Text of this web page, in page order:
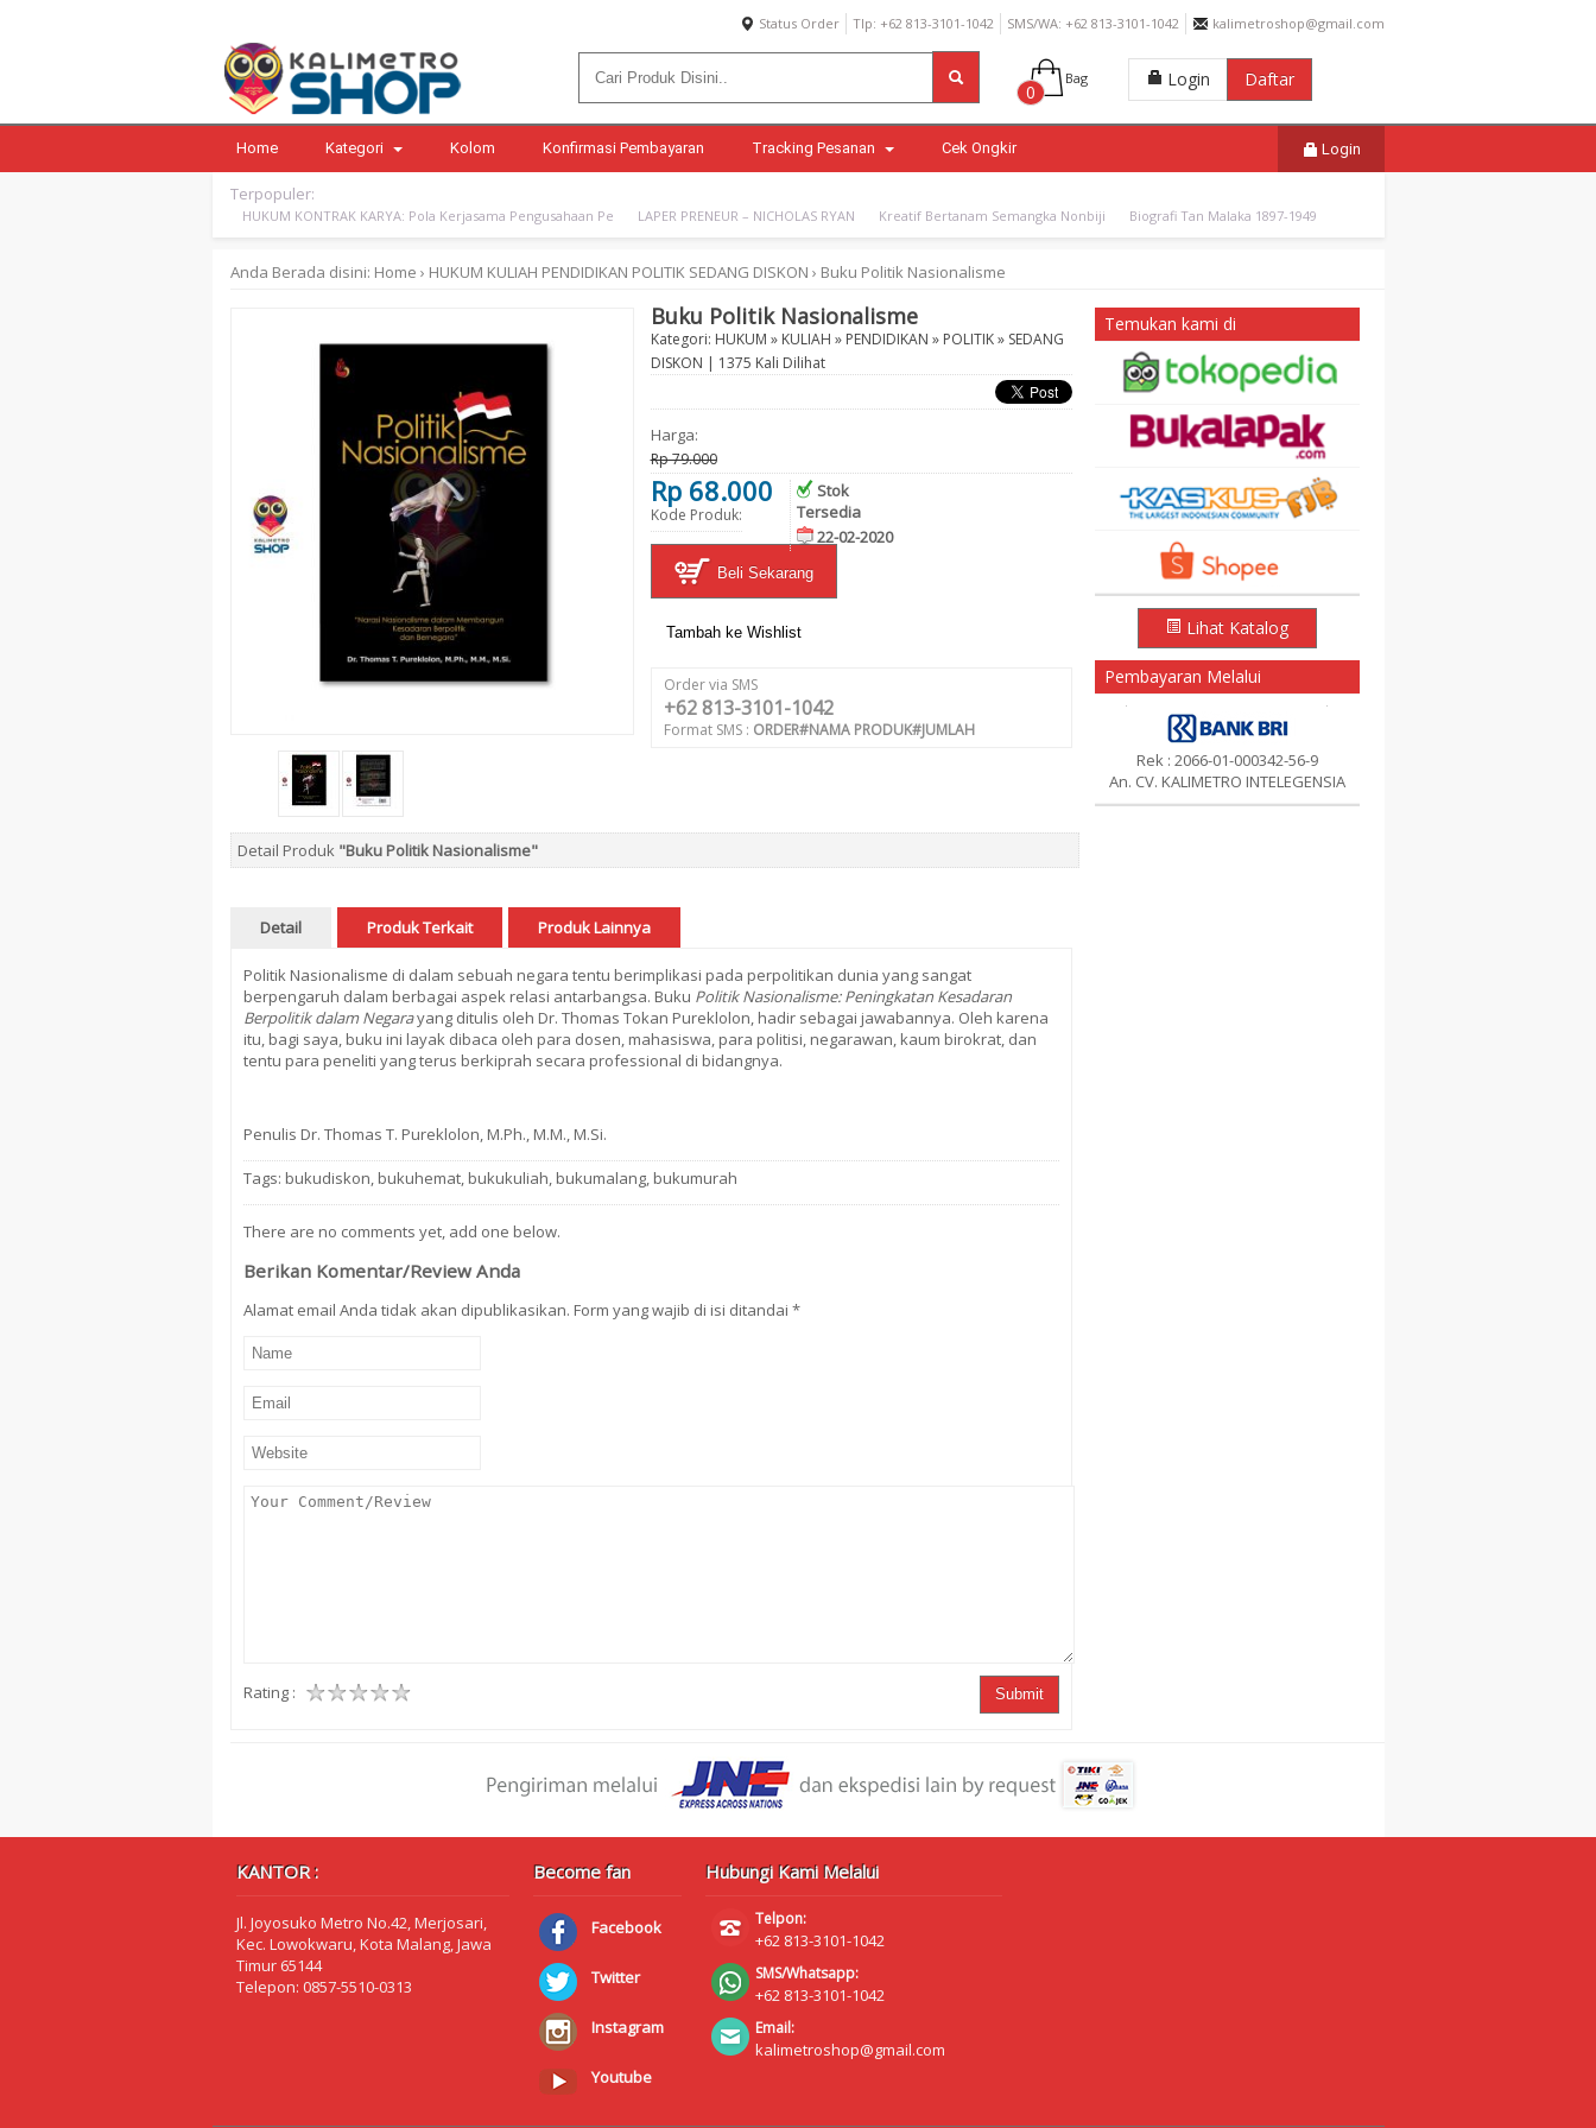
Status Order Tlp: +62 813-3101-1042 SMS/WA: +62 813-3101-1042 kalimetroshop@gmail.com
0
Bag Login Daftar
Home Kategori Kolom Konfirmasi Pembayaran Tracking Pesanan Cek Ongkir Login
Terpopuler:
HUKUM KONTRAK KARYA: Pola Kerjasama Pengusahaan Pe LAPER PRENEUR – NICHOLAS RYAN Kreatif Bertanam Semangka Nonbiji Biografi Tan Malaka 1897-1949
Anda Berada disini: Home › HUKUM KULIAH PENDIDIKAN POLITIK SEDANG DISKON › Buku Politik Nasionalisme
Buku Politik Nasionalisme
Kategori: HUKUM » KULIAH » PENDIDIKAN » POLITIK» SEDANG
DISKON | 1375 Kali Dilihat
Harga:
Rp 79.000
Rp 68.000
Kode Produk:
Stok
Tersedia
22-02-2020
Beli Sekarang
Tambah ke Wishlist
Order via SMS
+62 813-3101-1042
Format SMS : ORDER#NAMA PRODUK#JUMLAH
Detail Produk "Buku Politik Nasionalisme"
Detail Produk Terkait Produk Lainnya
Politik Nasionalisme di dalam sebuah negara tentu berimplikasi pada perpolitikan dunia yang sangat
berpengaruh dalam berbagai aspek relasi antarbangsa. Buku Politik Nasionalisme: Peningkatan Kesadaran
Berpolitik dalam Negarayang ditulis oleh Dr. Thomas Tokan Pureklolon, hadir sebagai jawabannya. Oleh karena
itu, bagi saya, buku ini layak dibaca oleh para dosen, mahasiswa, para politisi, negarawan, kaum birokrat, dan
tentu para peneliti yang terus berkiprah secara professional di bidangnya.
Penulis Dr. Thomas T. Pureklolon, M.Ph., M.M., M.Si.
Tags: bukudiskon, bukuhemat, bukukuliah, bukumalang, bukumurah
There are no comments yet, add one below.
Berikan Komentar/Review Anda
Alamat email Anda tidak akan dipublikasikan. Form yang wajib di isi ditandai *
Rating : Submit
Temukan kami di
Lihat Katalog
Pembayaran Melalui
Rek : 2066-01-000342-56-9
An. CV. KALIMETRO INTELEGENSIA
KANTOR :
Jl. Joyosuko Metro No.42, Merjosari,
Kec. Lowokwaru, Kota Malang, Jawa
Timur 65144
Telepon: 0857-5510-0313
Become fan
Facebook
Twitter
Instagram
Youtube
Hubungi Kami Melalui
Telpon:
+62 813-3101-1042
SMS/Whatsapp:
+62 813-3101-1042
Email:
kalimetroshop@gmail.com